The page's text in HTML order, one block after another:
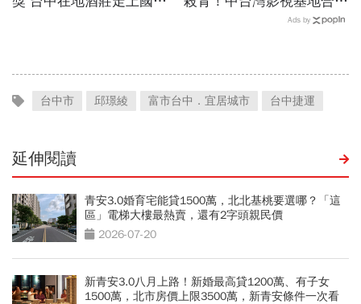
劇組 打造全台第一座拍攝
Ads by
台中市 邱璟綾 富市台中．宜居城市 台中捷運
延伸閱讀
青安3.0婚育宅能貸1500萬，北北基桃要選哪？「這
區」電梯大樓最熱賣，還有2字頭親民價
2026-07-20
新青安3.0八月上路！新婚最高貸1200萬、有子女
1500萬，北市房價上限3500萬，新青安條件一次看